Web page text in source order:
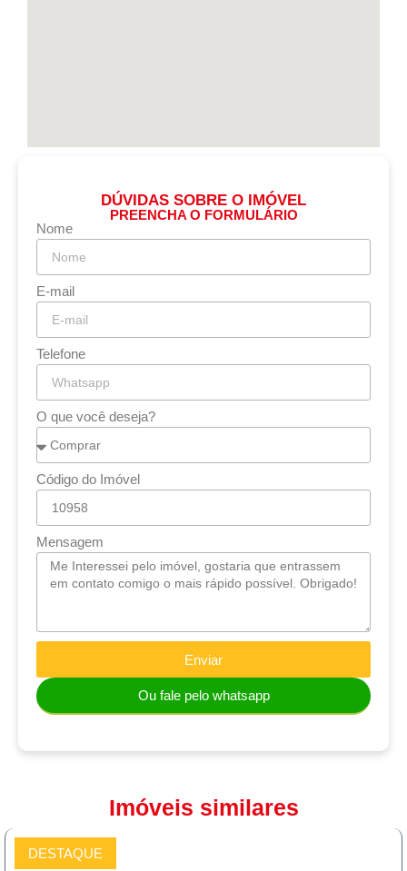
DÚVIDAS SOBRE O IMÓVEL
PREENCHA O FORMULÁRIO
Nome
E-mail
Telefone
O que você deseja?
Código do Imóvel
Mensagem
Enviar
Ou fale pelo whatsapp
Imóveis similares
DESTAQUE